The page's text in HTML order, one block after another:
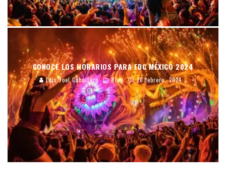
CONOCE LOS HORARIOS PARA EDC MÉXICO 2024
Luis Joel Caballero Blog 20 febrero, 2024